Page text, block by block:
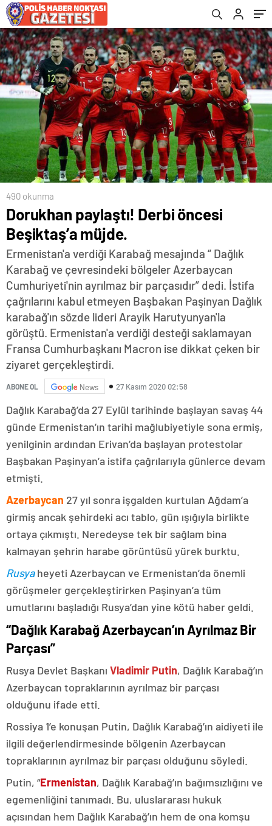
490 okunma
Dorukhan paylaştı! Derbi öncesi
Beşiktaş’a müjde.
Ermenistan'a verdiği Karabağ mesajında “ Dağlık
Karabağ ve çevresindeki bölgeler Azerbaycan
Cumhuriyeti'nin ayrılmaz bir parçasıdır” dedi. İstifa
çağrılarını kabul etmeyen Başbakan Paşinyan Dağlık
karabağ'ın sözde lideri Arayik Harutyunyan'la
görüştü. Ermenistan'a verdiği desteği saklamayan
Fransa Cumhurbaşkanı Macron ise dikkat çeken bir
ziyaret gerçekleştirdi.
ABONE OL News 27 Kasım 2020 02:58
Dağlık Karabağ’da 27 Eylül tarihinde başlayan savaş 44
günde Ermenistan’ın tarihi mağlubiyetiyle sona ermiş,
yenilginin ardından Erivan’da başlayan protestolar
Başbakan Paşinyan’a istifa çağrılarıyla günlerce devam
etmişti.
Azerbaycan 27 yıl sonra işgalden kurtulan Ağdam’a
girmiş ancak şehirdeki acı tablo, gün ışığıyla birlikte
ortaya çıkmıştı. Neredeyse tek bir sağlam bina
kalmayan şehrin harabe görüntüsü yürek burktu.
Rusyaheyeti Azerbaycan ve Ermenistan’da önemli
görüşmeler gerçekleştirirken Paşinyan’a tüm
umutlarını başladığı Rusya’dan yine kötü haber geldi.
“Dağlık Karabağ Azerbaycan’ın Ayrılmaz Bir
Parçası”
Rusya Devlet Başkanı Vladimir Putin, Dağlık Karabağ’ın
Azerbaycan topraklarının ayrılmaz bir parçası
olduğunu ifade etti.
Rossiya 1’e konuşan Putin, Dağlık Karabağ’ın aidiyeti ile
ilgili değerlendirmesinde bölgenin Azerbaycan
topraklarının ayrılmaz bir parçası olduğunu söyledi.
Putin, “Ermenistan, Dağlık Karabağ’ın bağımsızlığını ve
egemenliğini tanımadı. Bu, uluslararası hukuk
açısından hem Dağlık Karabağ’ın hem de ona komşu